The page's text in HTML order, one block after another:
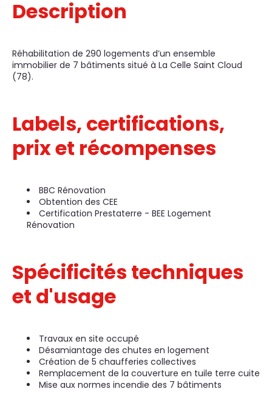
Description
Réhabilitation de 290 logements d’un ensemble
immobilier de 7 bâtiments situé à La Celle Saint Cloud
(78).
Labels, certifications,
prix et récompenses
BBC Rénovation
Obtention des CEE
Certification Prestaterre - BEE Logement
Rénovation
Spécificités techniques
et d'usage
Travaux en site occupé
Désamiantage des chutes en logement
Création de 5 chaufferies collectives
Remplacement de la couverture en tuile terre cuite
Mise aux normes incendie des 7 bâtiments